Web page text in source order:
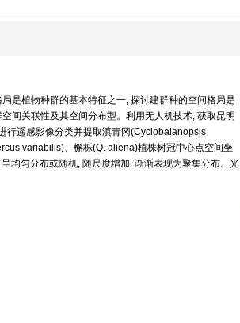
是植物种群的基本特征之一, 探讨建群种的空间格局是
间关联性及其空间分布型。利用无人机技术, 获取昆明
行遥感影像分类并提取滇青冈(Cyclobalanopsis
variabilis)、槲栎(Q. aliena)植株树冠中心点空间坐
均匀分布或随机, 随尺度增加, 渐渐表现为聚集分布。光